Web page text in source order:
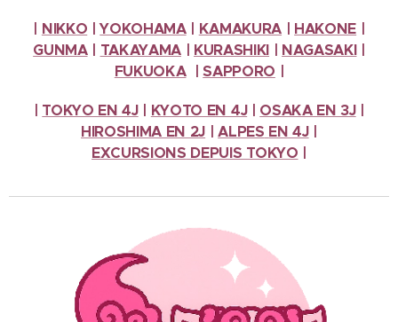
NIKKO |YOKOHAMA| KAMAKURA HAKONE
GUNMA| TAKAYAMA| KURASHIKI NAGASAKI|
FUKUOKA|SAPPORO
TOKYO EN 4J KYOTO EN 4J OSAKA EN 3J
HIROSHIMA EN 2J
|ALPES EN 4J
EXCURSIONS DEPUIS TOKYO